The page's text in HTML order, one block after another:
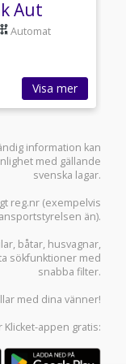
Aut
Automat
Visa mer
information kan
med gällande
svenska lagar.
reg.nr (exempelvis
än).
, båtar, husvagnar,
sökfunktioner med
snabba filter.
med dina vänner!
Klicket-appen gratis: